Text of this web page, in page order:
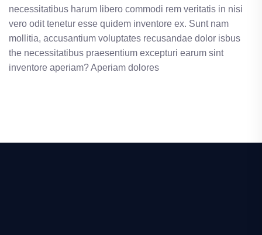
necessitatibus harum libero commodi rem veritatis in nisi
vero odit tenetur esse quidem inventore ex. Sunt nam
mollitia, accusantium voluptates recusandae dolor isbus
the necessitatibus praesentium excepturi earum sint
inventore aperiam? Aperiam dolores